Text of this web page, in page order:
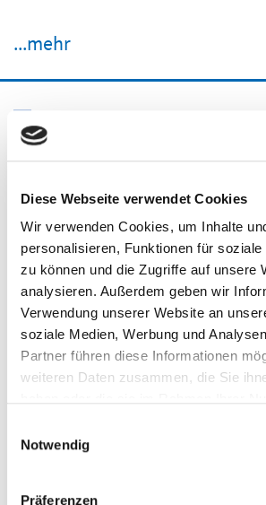
Diese Webseite verwendet Cookies
Wir verwenden Cookies, um Inhalte
personalisieren, Funktionen für soziale
zu können und die Zugriffe auf unsere
analysieren. Außerdem geben wir
Verwendung unserer Website an
soziale Medien, Werbung und
Partner führen diese Informationen
weiteren Daten zusammen, die Sie
Notwendig
Präferenzen
...mehr
Freigabe für Release